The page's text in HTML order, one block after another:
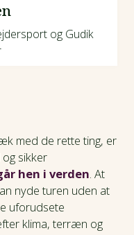
og Gudik
med de rette ting, er
sikker
hen i verden. At
nyde turen uden at
uforudsete
klima, terræn og